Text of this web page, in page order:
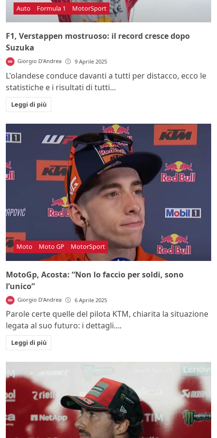
Auto Formula 1 MotorSport
F1, Verstappen mostruoso: il record cresce dopo
Suzuka
Giorgio D'Andrea 9 Aprile 2025
L'olandese conduce davanti a tutti per distacco, ecco le
statistiche e i risultati di tutti...
Leggi di più
Moto Moto GP MotorSport
MotoGp, Acosta: “Non lo faccio per soldi, sono
l’unico”
Giorgio D'Andrea 6 Aprile 2025
Parole certe quelle del pilota KTM, chiarita la situazione
legata al suo futuro: i dettagli....
Leggi di più